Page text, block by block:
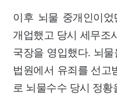
이후 뇌물 중개인이
개업했고 당시 세무조
국장을 영입했다. 뇌
법원에서 유죄를 선고
로 뇌물수수 당시 정